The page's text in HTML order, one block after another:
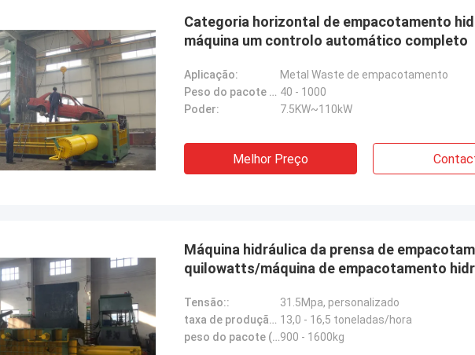
Categoria horizontal de empacotamento
máquina um controlo automático completo
Aplicação:
Metal Waste de empacotamento
Peso do pacote (quilogramas): 40 - 1000
Poder:
7.5KW~110kW
Melhor Preço
Máquina hidráulica da prensa de
quilowatts/máquina de empacotamento
Tensão::
31.5Mpa, personalizado
taxa de produção (aço): 13,0 - 16,5 toneladas/hora
peso do pacote (aço):900 - 1600kg